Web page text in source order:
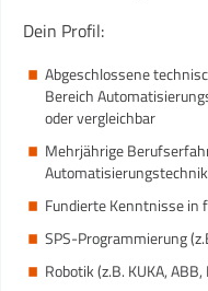
Dein Profil:
Abgeschlossene
Bereich
oder vergleichbar
Mehrjährige
Automatisierungstechnik
Fundierte Kenntnisse in
SPS-Programmierung
Robotik (z.B. KUKA, ABB,